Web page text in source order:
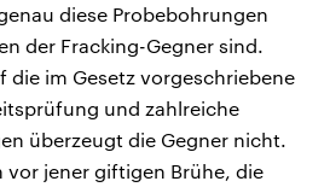
diese Probebohrungen
der Fracking-Gegner sind.
die im Gesetz vorgeschriebene
und zahlreiche
überzeugt die Gegner nicht.
vor jener giftigen Brühe, die